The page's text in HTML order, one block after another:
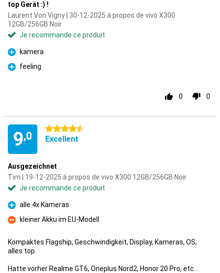
top Gerät :) !
Laurent Von Vigny | 30-12-2025 á propos de vivo X300
12GB/256GB Noir
Je recommande ce produit
Pour
kamera
Pour
feeling
0 0
9,0
4.5 étoiles
Excellent
Ausgezeichnet
Tim | 19-12-2025 á propos de vivo X300 12GB/256GB Noir
Je recommande ce produit
Pour
alle 4x Kameras
Contre
kleiner Akku im EU-Modell
Kompaktes Flagship, Geschwindigkeit, Display, Kameras, OS,
alles top.
Hatte vorher Realme GT6, Oneplus Nord2, Honor 20 Pro, etc...